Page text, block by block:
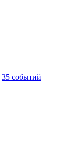
35 событий